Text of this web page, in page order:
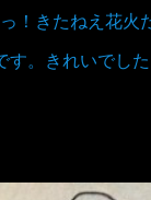
っ！きたねえ花火
す。きれいでした